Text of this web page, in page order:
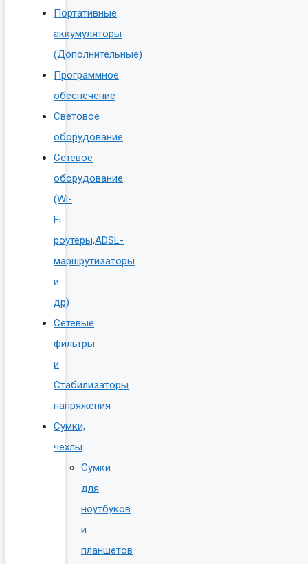
Портативные
аккумуляторы
(Дополнительные)
Программное
обеспечение
Световое
оборудование
Сетевое
оборудование
(Wi-
Fi
роутеры,ADSL-
маршрутизаторы
и
др)
Сетевые
фильтры
и
Стабилизаторы
напряжения
Сумки,
чехлы
Сумки
для
ноутбуков
и
планшетов